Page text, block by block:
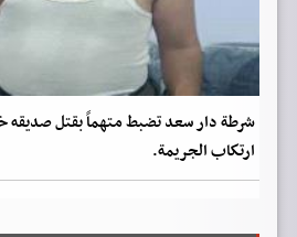
شرطة دار سعد تضبط متهماً بقتل صديقه
ارتكاب الجريمة.